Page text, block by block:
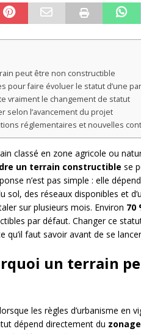
peut être non constructible
pour faire évoluer le statut d’une
vraiment le changement de statut
selon l’avancement du projet
réglementaires et nouvelles
classé en zone agricole ou
un terrain constructible se
n’est pas simple : elle
des réseaux disponibles et
sur plusieurs mois. Environ 70
par défaut. Changer ce
qu’il faut savoir avant de se
un terrain
les règles d’urbanisme en
dépend directement du